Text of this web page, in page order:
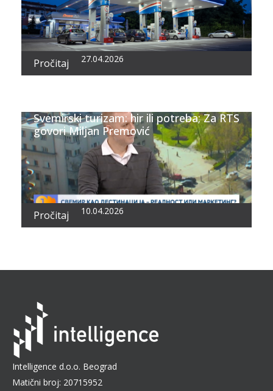
Pročitaj 27.04.2026
Svemirski turizam: hir ili potreba; Za RTS
govori Miljan Premović
Pročitaj 10.04.2026
Intelligence d.o.o. Beograd
Matični broj: 20715952